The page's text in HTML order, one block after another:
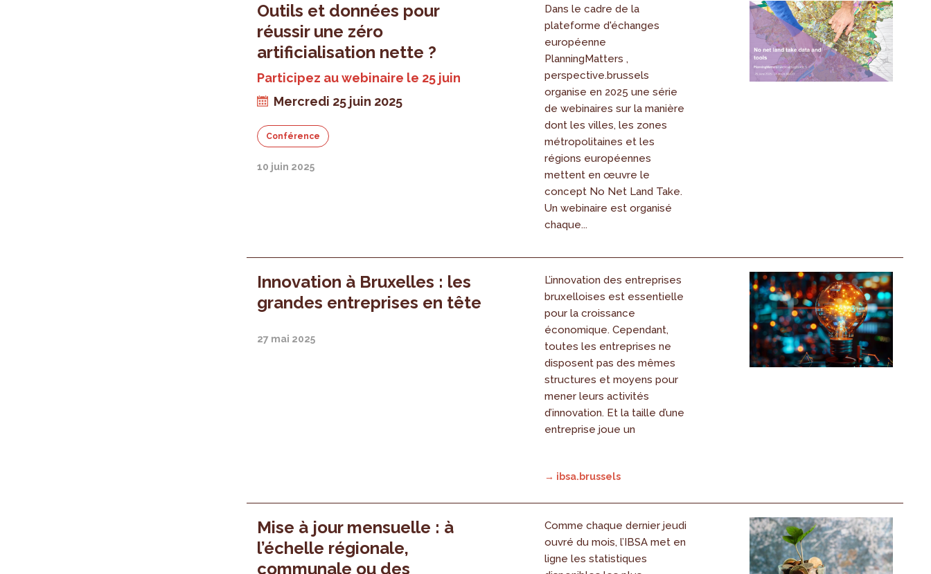
Outils et données pour
réussir une zéro
artificialisation nette ?
Participez au webinaire le 25 juin
Mercredi 25 juin 2025
Conférence
10 juin 2025
Dans le cadre de la
plateforme d'échanges
européenne
PlanningMatters ,
perspective.brussels
organise en 2025 une série
de webinaires sur la manière
dont les villes, les zones
métropolitaines et les
régions européennes
mettent en œuvre le
concept No Net Land Take.
Un webinaire est organisé
chaque...
Innovation à Bruxelles : les
grandes entreprises en tête
27 mai 2025
L’innovation des entreprises
bruxelloises est essentielle
pour la croissance
économique. Cependant,
toutes les entreprises ne
disposent pas des mêmes
structures et moyens pour
mener leurs activités
d’innovation. Et la taille d’une
entreprise joue un
→ ibsa.brussels
Mise à jour mensuelle : à
l’échelle régionale,
communale ou des
Comme chaque dernier jeudi
ouvré du mois, l’IBSA met en
ligne les statistiques